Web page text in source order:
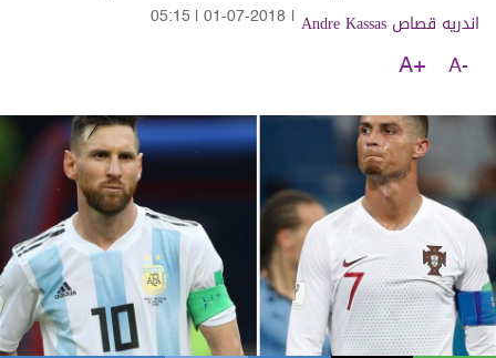
اندريه قصاص Andre Kassas 01-07-2018
05:15
A-
A+